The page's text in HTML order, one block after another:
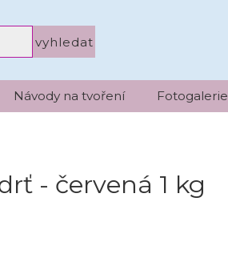
Návody na tvoření Fotogalerie
- červená 1 kg